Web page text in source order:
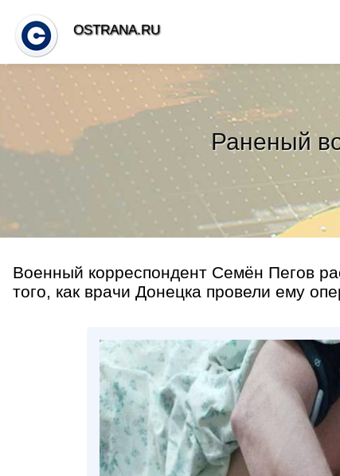
Раненый
Военный корреспондент Семён Пегов
того, как врачи Донецка провели ему
OSTRANA.RU